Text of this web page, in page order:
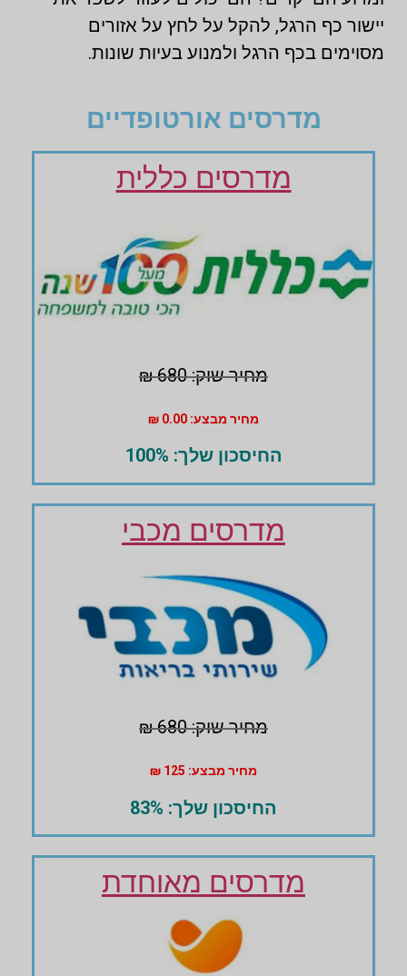
יישור כף הרגל, להקל על לחץ על אזורים
מסוימים בכף הרגל ולמנוע בעיות שונות.
מדרסים אורטופדיים
מדרסים כללית
מחיר שוק: 680 ₪
מחיר מבצע: 0.00 ₪
החיסכון שלך: 100%
מדרסים מכבי
מחיר שוק: 680 ₪
מחיר מבצע: 125 ₪
החיסכון שלך: 83%
מדרסים מאוחדת